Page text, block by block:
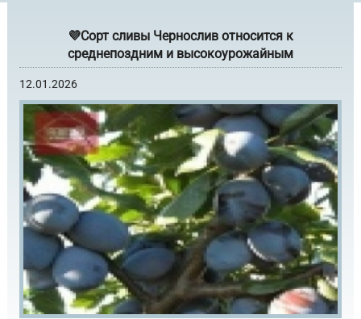
💜Сорт сливы Чернослив относится к
среднепоздним и высокоурожайным
12.01.2026